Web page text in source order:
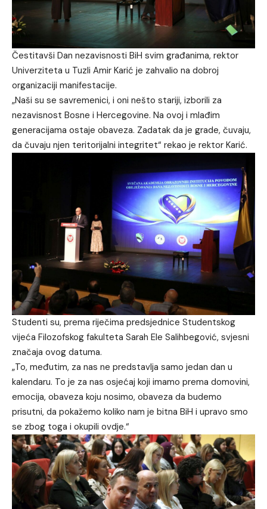
Čestitavši Dan nezavisnosti BiH svim građanima, rektor
Univerziteta u Tuzli Amir Karić je zahvalio na dobroj
organizaciji manifestacije.
„Naši su se savremenici, i oni nešto stariji, izborili za
nezavisnost Bosne i Hercegovine. Na ovoj i mlađim
generacijama ostaje obaveza. Zadatak da je grade, čuvaju,
da čuvaju njen teritorijalni integritet“ rekao je rektor Karić.
Studenti su, prema riječima predsjednice Studentskog
vijeća Filozofskog fakulteta Sarah Ele Salihbegović, svjesni
značaja ovog datuma.
„To, međutim, za nas ne predstavlja samo jedan dan u
kalendaru. To je za nas osjećaj koji imamo prema domovini,
emocija, obaveza koju nosimo, obaveza da budemo
prisutni, da pokažemo koliko nam je bitna BiH i upravo smo
se zbog toga i okupili ovdje.“